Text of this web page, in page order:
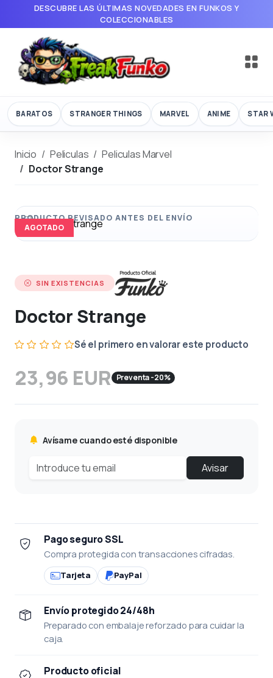
DESCUBRE LAS ÚLTIMAS NOVEDADES EN FUNKOS Y
COLECCIONABLES
BARATOS STRANGER THINGS MARVEL ANIME STAR
Inicio Peliculas
Peliculas Marvel
Doctor Strange
AGOTADO
SIN EXISTENCIAS
Doctor Strange
Sé el primero en valorar este producto
23,96 EUR Preventa -20%
Avísame cuando esté disponible
Avisar
Pago seguro SSL
Compra protegida con transacciones cifradas.
Tarjeta PayPal
Envío protegido 24/48h
Preparado con embalaje reforzado para cuidar la
caja.
Producto oficial